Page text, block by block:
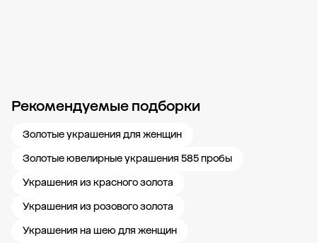
Рекомендуемые подборки
Золотые украшения для женщин
Золотые ювелирные украшения 585 пробы
Украшения из красного золота
Украшения из розового золота
Украшения на шею для женщин
Новости компании Журнал ЗОЛОТОЙ Блог